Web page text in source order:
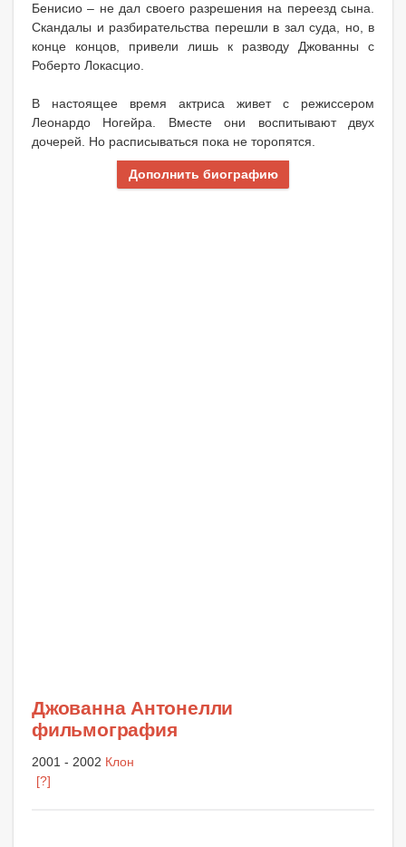
Бенисио – не дал своего разрешения на переезд сына.
Скандалы и разбирательства перешли в зал суда, но, в
конце концов, привели лишь к разводу Джованны с
Роберто Локасцио.
В настоящее время актриса живет с режиссером
Леонардо Ногейра. Вместе они воспитывают двух
дочерей. Но расписываться пока не торопятся.
Дополнить биографию
Джованна Антонелли
фильмография
2001 - 2002 Клон
[?]